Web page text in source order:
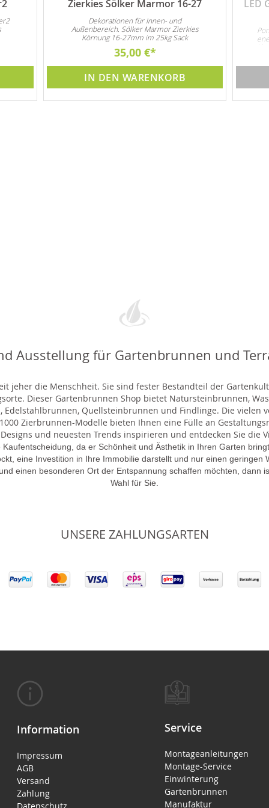
Zierkies Sölker Marmor 16-27
Dekorationen für Innen- und
Außenbereich. Sölker Marmor Zierkies
Körnung 16-27mm im 25kg Sack
35,00 €
IN DEN WARENKORB
LED
Ausstellung für Gartenbrunnen und
jeher die Menschheit. Sie sind fester Bestandteil der
Dieser Gartenbrunnen Shop bietet Natursteinbrunnen,
Quellsteinbrunnen und Findlinge. Die vielen
Zierbrunnen-Modelle bieten Ihnen eine Fülle an
und neuesten Trends inspirieren und entdecken Sie die
da er Schönheit und Ästhetik in Ihren Garten
eine Investition in Ihre Immobilie darstellt und nur einen geringen
einen besonderen Ort der Entspannung schaffen möchten, dann
Wahl für Sie.
UNSERE ZAHLUNGSARTEN
Information
Impressum
AGB
Versand
Zahlung
Service
Montageanleitungen
Montage-Service
Einwinterung
Gartenbrunnen
Manufaktur